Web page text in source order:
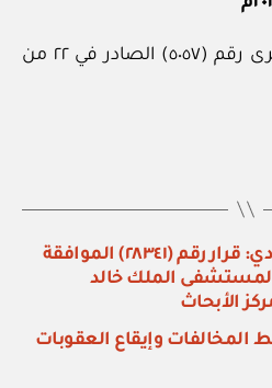
نشر في عدد جريدة أم القرى رقم (٥٠٥٧) الصادر في ٢٢ من
ديوان الملكي السعودي: قرار رقم (٢٨٣٤١) الموافقة
الملك خالد
الأبحاث
المخالفات وإيقاع العقوبات